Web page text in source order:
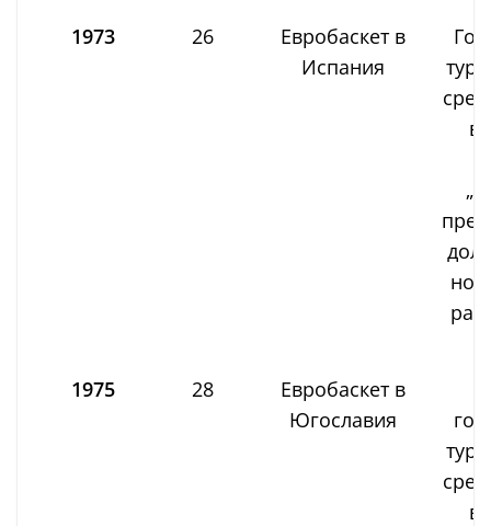
1973
26
Евробаскет в
Испания
в
но
1975
28
Евробаскет в
Югославия
в